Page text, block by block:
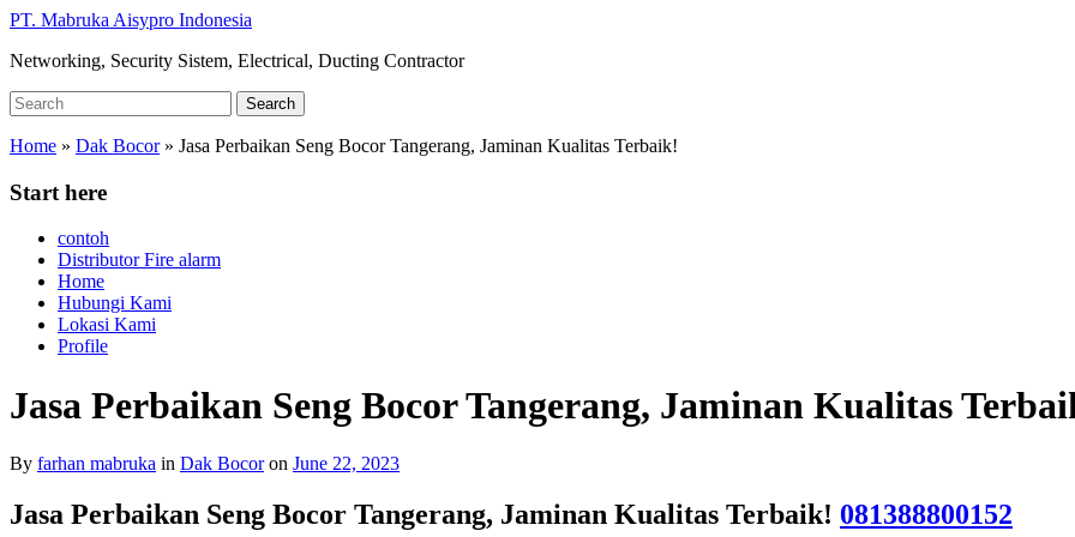
Skip
main
PT. Mabruka Aisypro Indonesia
Networking, Security Sistem, Electrical, Ducting Contractor
Search
for:
Search
Home » Dak Bocor» Jasa Perbaikan Seng Bocor Tangerang, Jaminan Kualitas Terbaik!
Start here
contoh
Distributor Fire alarm
Home
Hubungi Kami
Lokasi Kami
Profile
Jasa Perbaikan Seng Bocor Tangerang, Jaminan Kualitas
By farhan mabruka in Dak Bocoron June 22, 2023
Jasa Perbaikan Seng Bocor Tangerang, Jaminan Kualitas Terbaik! 081388800152